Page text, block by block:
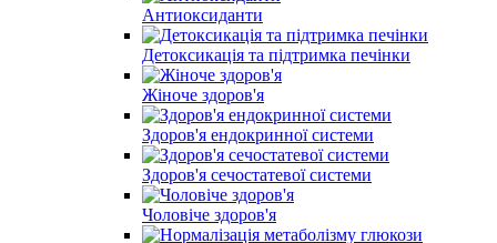
Антиоксиданти
Детоксикація та підтримка печінки
Жіноче здоров'я
Здоров'я ендокринної системи
Здоров'я сечостатевої системи
Чоловіче здоров'я